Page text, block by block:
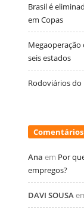
Brasil é
em Copas
Megaoperação
seis estados
Rodoviários do
Comentários
Ana em Por
empregos?
DAVI SOUSA